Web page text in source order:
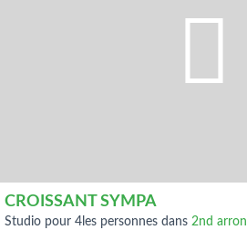
CROISSANT SYMPA
studio pour 4les personnes dans 2nd